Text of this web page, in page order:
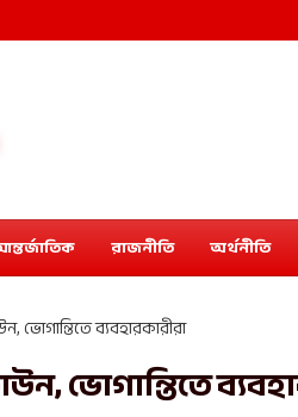
রাজনীতি অর্থনীতি
ব্যবহারকারীরা
ভোগান্তিতে